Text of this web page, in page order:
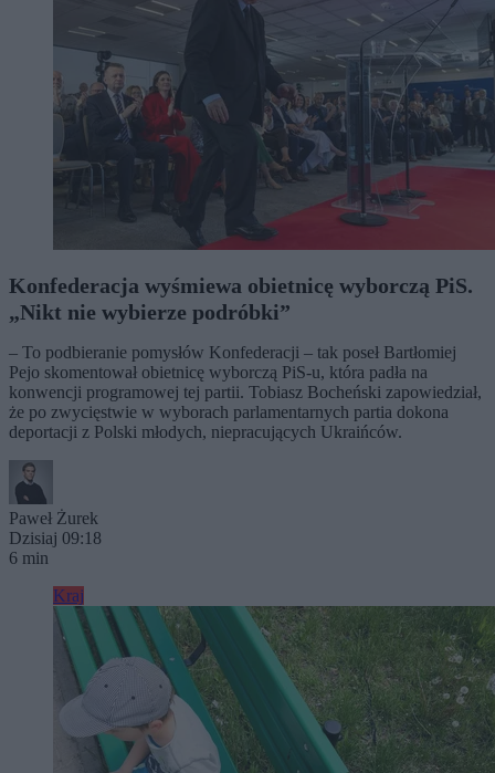
Konfederacja wyśmiewa obietnicę wyborczą PiS.
„Nikt nie wybierze podróbki”
– To podbieranie pomysłów Konfederacji – tak poseł Bartłomiej
Pejo skomentował obietnicę wyborczą PiS-u, która padła na
konwencji programowej tej partii. Tobiasz Bocheński zapowiedział,
że po zwycięstwie w wyborach parlamentarnych partia dokona
deportacji z Polski młodych, niepracujących Ukraińców.
Paweł Żurek
Dzisiaj 09:18
6 min
Kraj